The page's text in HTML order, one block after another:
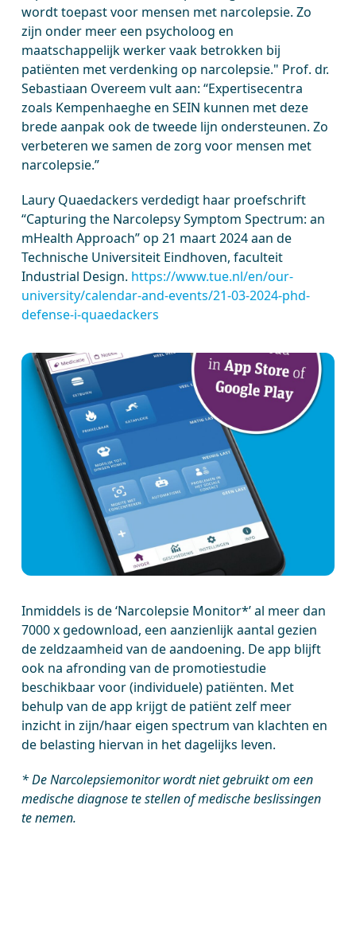
wordt toepast voor mensen met narcolepsie. Zo
zijn onder meer een psycholoog en
maatschappelijk werker vaak betrokken bij
patiënten met verdenking op narcolepsie." Prof. dr.
Sebastiaan Overeem vult aan: “Expertisecentra
zoals Kempenhaeghe en SEIN kunnen met deze
brede aanpak ook de tweede lijn ondersteunen. Zo
verbeteren we samen de zorg voor mensen met
narcolepsie.”
Laury Quaedackers verdedigt haar proefschrift
“Capturing the Narcolepsy Symptom Spectrum: an
mHealth Approach” op 21 maart 2024 aan de
Technische Universiteit Eindhoven, faculteit
Industrial Design. https://www.tue.nl/en/our-
university/calendar-and-events/21-03-2024-phd-
defense-i-quaedackers
Inmiddels is de ‘Narcolepsie Monitor*’ al meer dan
7000 x gedownload, een aanzienlijk aantal gezien
de zeldzaamheid van de aandoening. De app blijft
ook na afronding van de promotiestudie
beschikbaar voor (individuele) patiënten. Met
behulp van de app krijgt de patiënt zelf meer
inzicht in zijn/haar eigen spectrum van klachten en
de belasting hiervan in het dagelijks leven.
*De Narcolepsiemonitor wordt niet gebruikt om een
medische diagnose te stellen of medische beslissingen
te nemen.